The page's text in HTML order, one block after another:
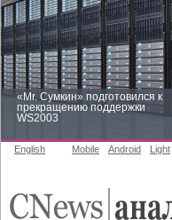
«Mr. Сумкин» подготовился к
прекращению поддержки
WS2003
English Mobile Android Light